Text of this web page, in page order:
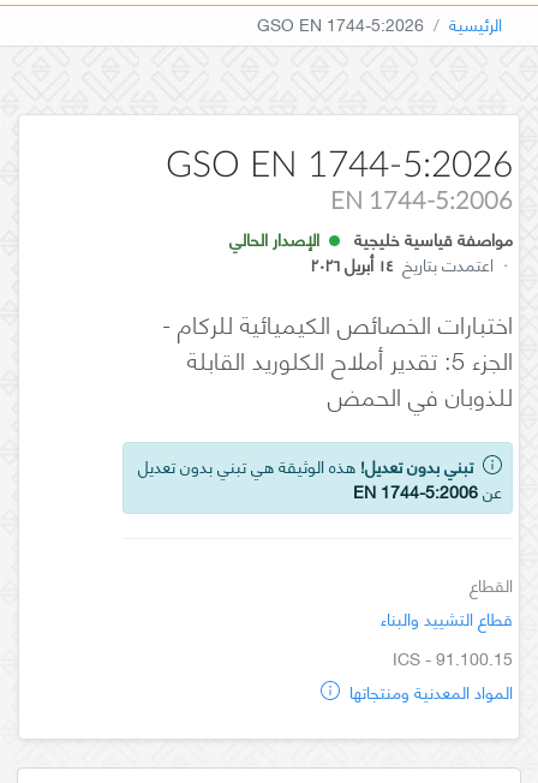
الرئيسية GSO EN 1744-5:2026
GSO EN 1744-5:2026
EN 1744-5:2006
مواصفة قياسية خليجية
الإصدار الحالي
· اعتمدت بتاريخ ١٤ أبريل ٢٠٢٦
اختبارات الخصائص الكيميائية للركام -
الجزء 5: تقدير أملاح الكلوريد القابلة
للذوبان في الحمض
تبني بدون تعديل! هذه الوثيقة هي تبني بدون تعديل
عنEN 1744-5:2006
القطاع
قطاع التشييد والبناء
ICS - 91.100.15
المواد المعدنية ومنتجاتها